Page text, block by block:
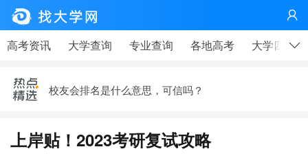

高考资讯 大学查询 专业查询 各地高考 大学四年
高考、大学，有那么重要吗？——高考天问|钟山说事
校友会排名是什么意思，可信吗？
马云写给在工厂上班的同学——大学生更应该看
上岸贴！2023考研复试攻略